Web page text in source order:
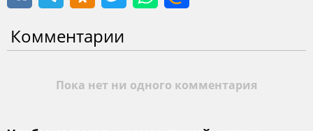
Комментарии
Пока нет ни одного комментария